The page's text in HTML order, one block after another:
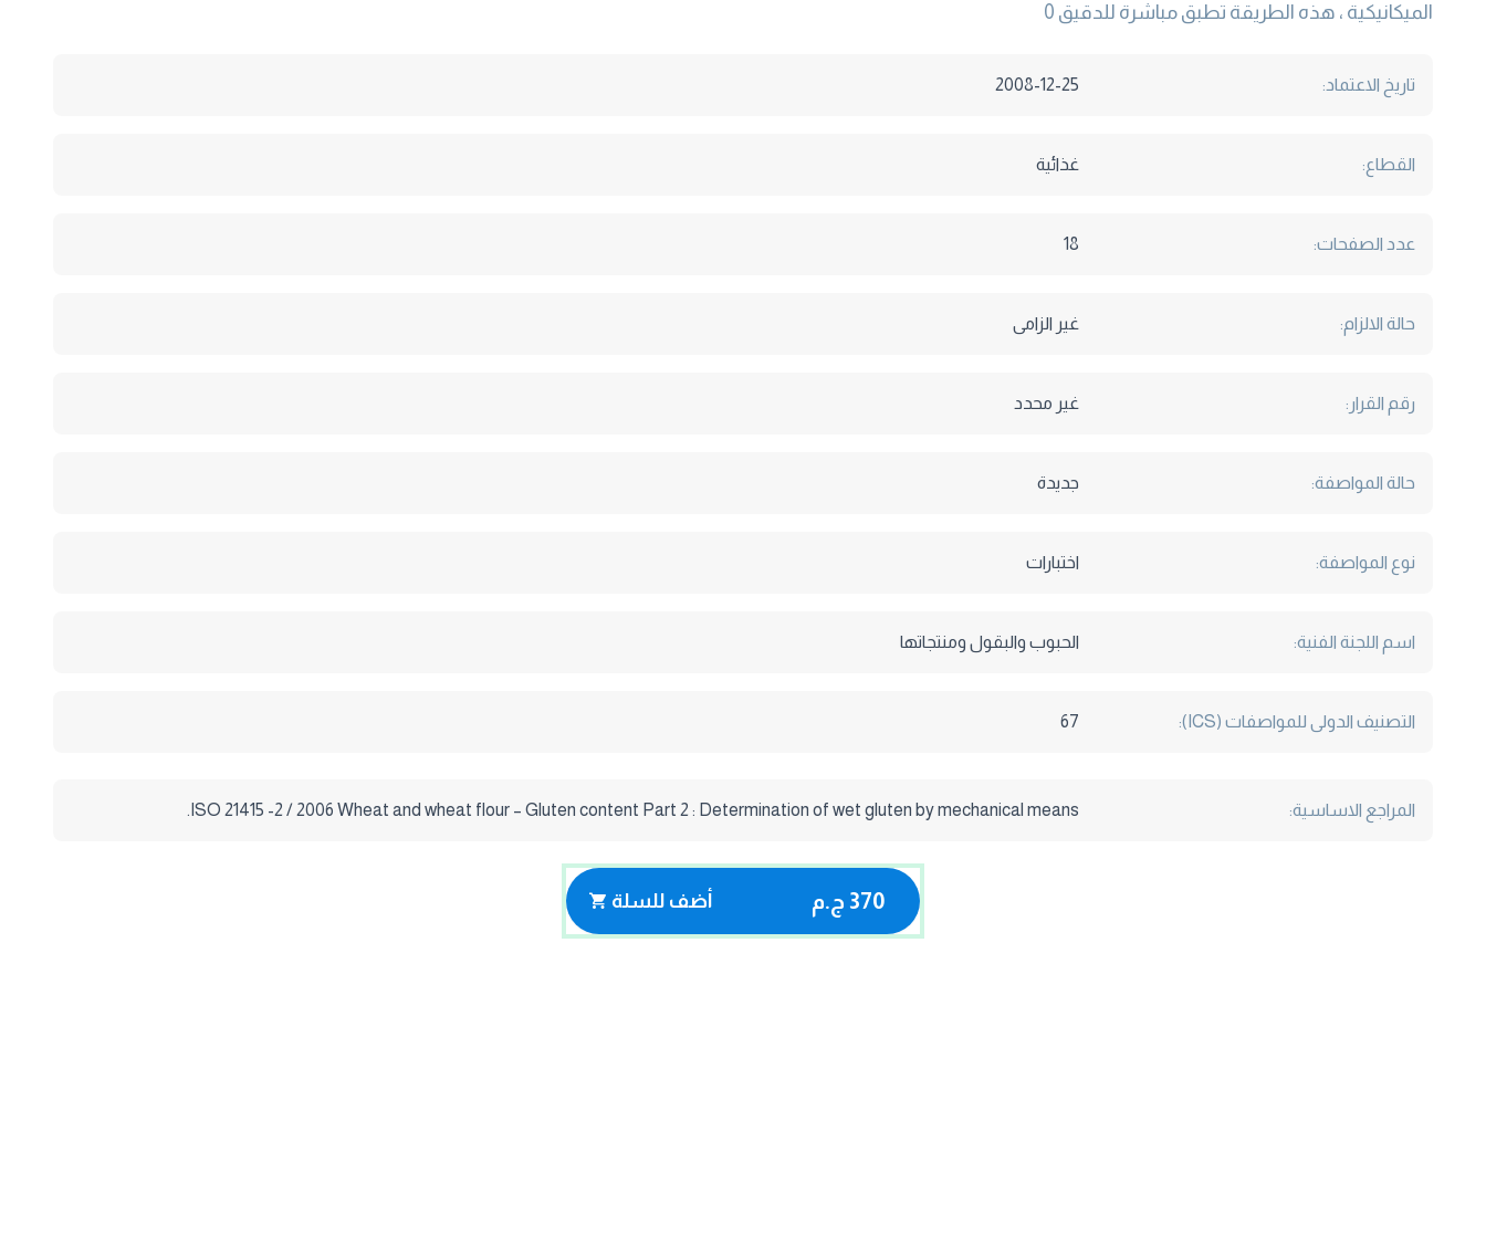
الميكانيكية ، هذه الطريقة تطبق مباشرة للدقيق 0
تاريخ الاعتماد: 2008-12-25
القطاع: غذائية
عدد الصفحات: 18
حالة الالزام: غير الزامى
رقم القرار: غير محدد
حالة المواصفة: جديدة
نوع المواصفة: اختبارات
اسم اللجنة الفنية: الحبوب والبقول ومنتجاتها
التصنيف الدولى للمواصفات (ICS): 67
المراجع الاساسية: ISO 21415 -2 / 2006 Wheat and wheat flour – Gluten content Part 2 : Determination of wet gluten by mechanical means.
370 ج.م أضف للسلة